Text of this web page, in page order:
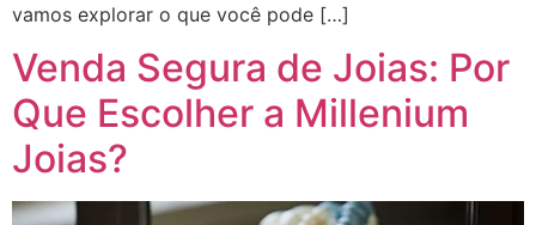
vamos explorar o que você pode […]
Venda Segura de Joias: Por
Que Escolher a Millenium
Joias?